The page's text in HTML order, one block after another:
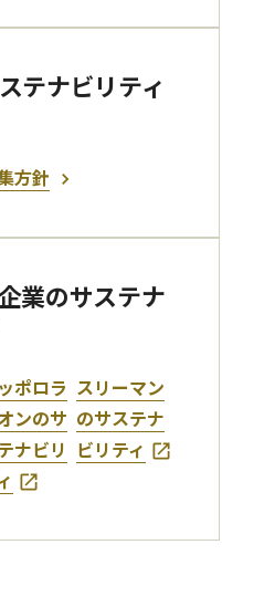
テナビリティ
方針
業のサステナ
ポロラ
ンのサ
ナビリ
スリーマン
のサステナ
ビリティ